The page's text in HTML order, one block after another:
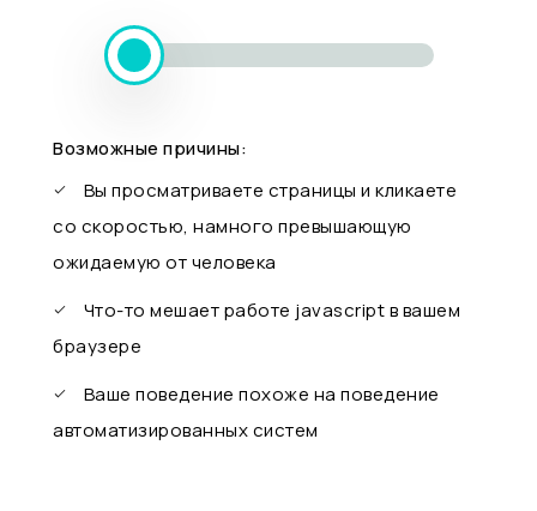
Возможные причины:
Вы просматриваете страницы и кликаете
со скоростью, намного превышающую
ожидаемую от человека
Что-то мешает работе javascript в вашем
браузере
Ваше поведение похоже на поведение
автоматизированных систем